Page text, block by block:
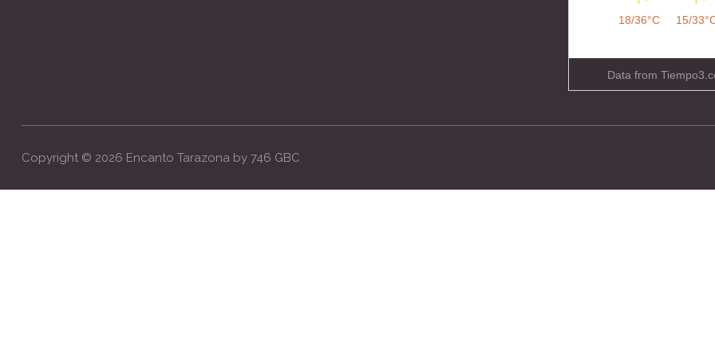
18/36°C 15/
Data from
Copyright © 2026 Encanto Tarazona by 746 GBC